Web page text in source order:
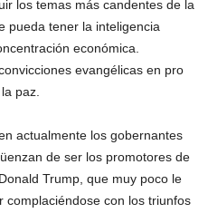
los temas más candentes de la
pueda tener la inteligencia
económica.
evangélicas en pro
paz.
actualmente los gobernantes
de ser los promotores de
Trump, que muy poco le
complaciéndose con los triunfos